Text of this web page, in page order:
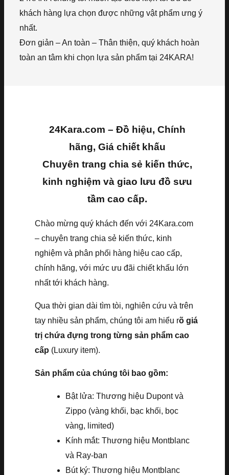
khách hàng lựa chọn được những vật phẩm ưng ý
nhất.
Đơn giản – An toàn – Thân thiện, quý khách hoàn
toàn an tâm khi chọn lựa sản phẩm tại 24KARA!
24Kara.com – Đồ hiệu, Chính
hãng, Giá chiết khấu
Chuyên trang chia sẻ kiến thức,
kinh nghiệm và giao lưu đồ sưu
tầm cao cấp.
Chào mừng quý khách đến với 24Kara.com
– chuyên trang chia sẻ kiến thức, kinh
nghiệm và phân phối hàng hiệu cao cấp,
chính hãng, với mức ưu đãi chiết khấu lớn
nhất tới khách hàng.
Qua thời gian dài tìm tòi, nghiên cứu và trên
tay nhiều sản phẩm, chúng tôi am hiểu rõ giá
trị chứa đựng trong từng sản phẩm cao
cấp (Luxury item).
Sản phẩm của chúng tôi bao gồm:
Bật lửa: Thương hiệu Dupont và
Zippo (vàng khối, bạc khối, bọc
vàng, limited)
Kính mắt: Thương hiệu Montblanc
và Ray-ban
Bút ký: Thương hiệu Montblanc